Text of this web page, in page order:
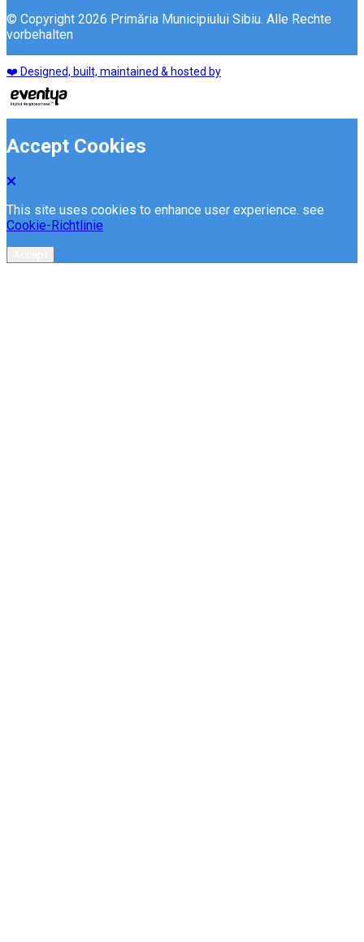
© Copyright 2026 Primăria Municipiului Sibiu. Alle Rechte
vorbehalten
❤️ Designed, built, maintained & hosted by
Accept Cookies
This site uses cookies to enhance user experience. see
Cookie-Richtlinie